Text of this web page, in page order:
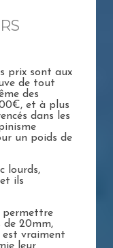
prix sont aux
de tout
des
et à plus
dans les
un poids de
lourds,
ils
permettre
de 20mm,
est vraiment